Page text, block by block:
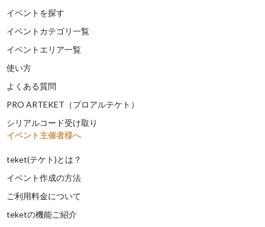
イベントを探す
イベントカテゴリ一覧
イベントエリア一覧
使い方
よくある質問
PRO ARTEKET（プロアルテケト）
シリアルコード受け取り
イベント主催者様へ
teket(テケト)とは？
イベント作成の方法
ご利用料金について
teketの機能ご紹介